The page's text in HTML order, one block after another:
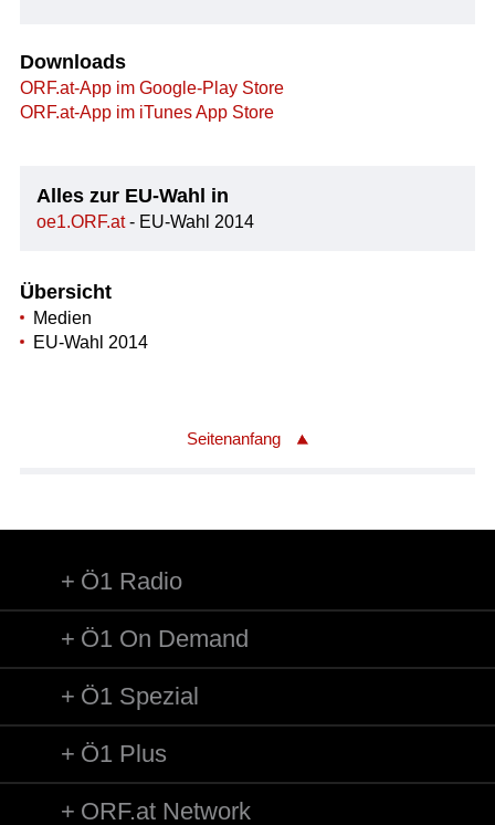
Downloads
ORF.at-App im Google-Play Store
ORF.at-App im iTunes App Store
Alles zur EU-Wahl in
oe1.ORF.at- EU-Wahl 2014
Übersicht
Medien
EU-Wahl 2014
Seitenanfang
Ö1 Radio
Ö1 On Demand
Ö1 Spezial
Ö1 Plus
ORF.at Network